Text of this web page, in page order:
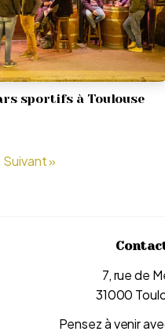
sportifs à Toulouse
Suivant »
7, rue de
31000
Pensez à venir